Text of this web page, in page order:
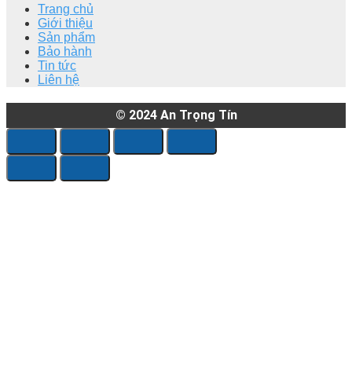
Trang chủ
Giới thiệu
Sản phẩm
Bảo hành
Tin tức
Liên hệ
© 2024 An Trọng Tín